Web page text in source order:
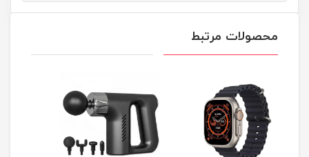
محصولات مرتبط